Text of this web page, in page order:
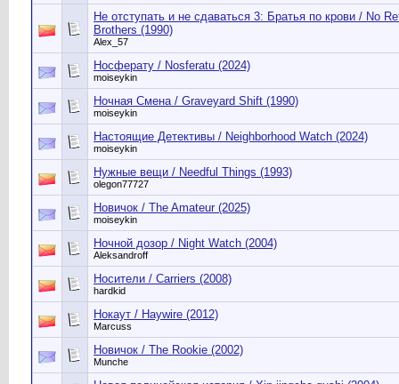
Не отступать и не сдаваться 3: Братья по крови / No
Brothers (1990)
Alex_57
Носферату / Nosferatu (2024)
moiseykin
Ночная Смена / Graveyard Shift (1990)
moiseykin
Настоящие Детективы / Neighborhood Watch (2024)
moiseykin
Нужные вещи / Needful Things (1993)
olegon77727
Новичок / The Amateur (2025)
moiseykin
Ночной дозор / Night Watch (2004)
Aleksandroff
Носители / Carriers (2008)
hardkid
Нокаут / Haywire (2012)
Marcuss
Новичок / The Rookie (2002)
Munche